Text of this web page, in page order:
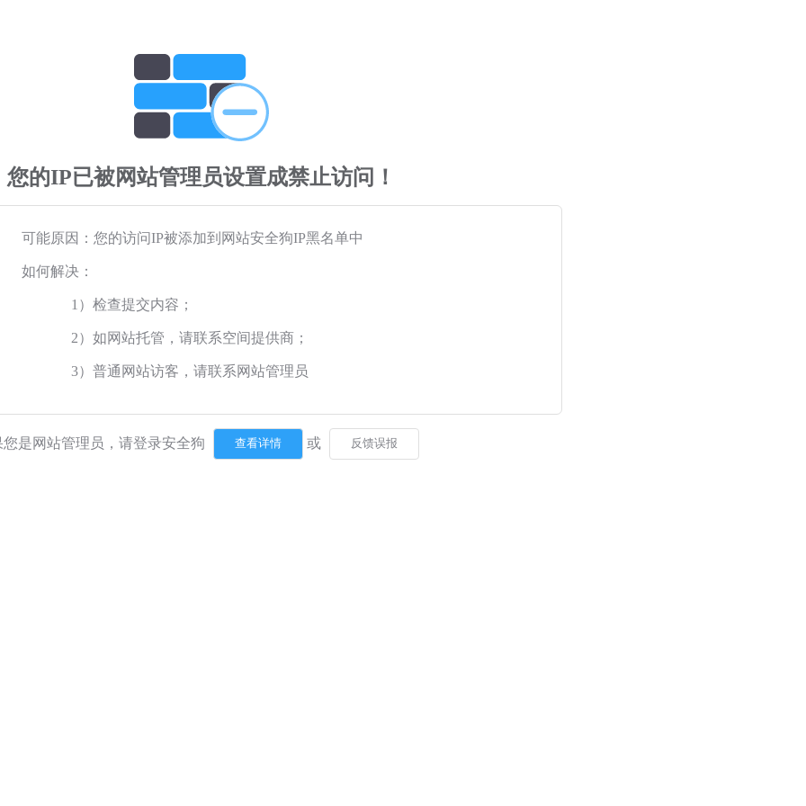
您的IP已被网站管理员设置成禁止访问！
可能原因：您的访问IP被添加到网站安全狗IP黑名单中
如何解决：
1）检查提交内容；
2）如网站托管，请联系空间提供商；
3）普通网站访客，请联系网站管理员
您是网站管理员，请登录安全狗 或